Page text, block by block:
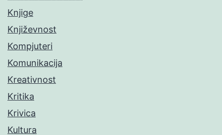
Knjige
Književnost
Kompjuteri
Komunikacija
Kreativnost
Kritika
Krivica
Kultura